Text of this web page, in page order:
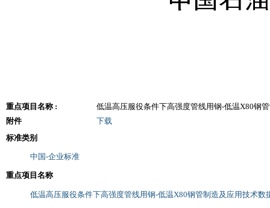
重点项目名称 :
低温高压服役条件下高强度管线用钢-低温X80钢
附件
下载
标准类别
中国-企业标准
重点项目名称
低温高压服役条件下高强度管线用钢-低温X80钢管制造及应用技术数